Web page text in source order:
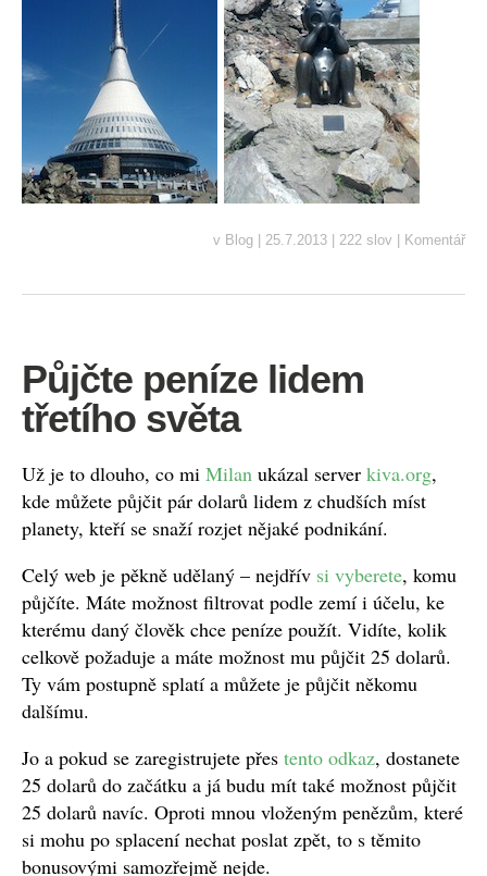
v Blog 25.7.2013 222 slov Komentář
Půjčte peníze lidem
třetího světa
Už je to dlouho, co mi Milan ukázal server kiva.org,
kde můžete půjčit pár dolarů lidem z chudších míst
planety, kteří se snaží rozjet nějaké podnikání.
Celý web je pěkně udělaný – nejdřív si vyberete, komu
půjčíte. Máte možnost filtrovat podle zemí i účelu, ke
kterému daný člověk chce peníze použít. Vidíte, kolik
celkově požaduje a máte možnost mu půjčit 25 dolarů.
Ty vám postupně splatí a můžete je půjčit někomu
dalšímu.
Jo a pokud se zaregistrujete přes tento odkaz, dostanete
25 dolarů do začátku a já budu mít také možnost půjčit
25 dolarů navíc. Oproti mnou vloženým penězům, které
si mohu po splacení nechat poslat zpět, to s těmito
bonusovými samozřejmě nejde.